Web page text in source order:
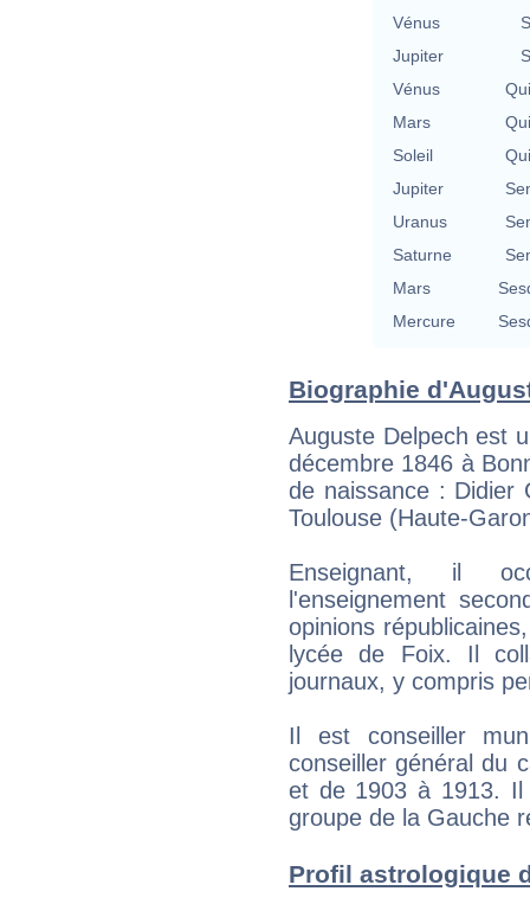
Vénus
Jupiter
Vénus
Mars
Soleil
Jupiter
Uranus
Saturne
Mars
Mercure
Biographie
Auguste Delpech est
décembre 1846 à
de naissance : Didier
Toulouse (Haute-
Enseignant, il
l'enseignement
opinions
lycée de Foix. Il
journaux, y compris
Il est conseiller
conseiller général du
et de 1903 à 1913. Il
groupe de la Gauche
Profil astrologique